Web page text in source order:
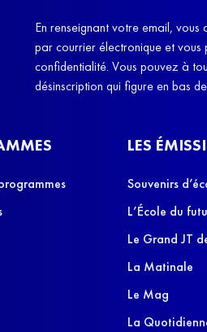
En renseignant votre email,
par courrier électronique et
confidentialité. Vous pouvez à
désinscription qui figure en bas
LES
Souvenirs
L’École du
Le Grand JT
La Matinale
Le Mag
La